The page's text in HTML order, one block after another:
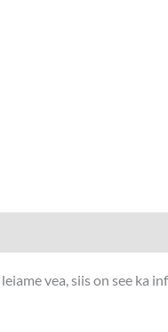
vea, siis on see ka